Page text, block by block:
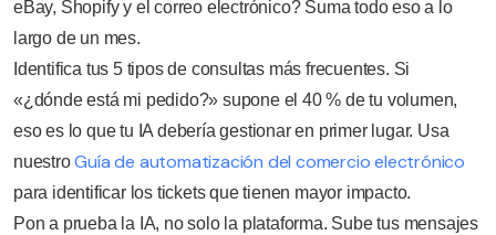
eBay, Shopify y el correo electrónico? Suma todo eso a lo
largo de un mes.
Identifica tus 5 tipos de consultas más frecuentes. Si
«¿dónde está mi pedido?» supone el 40 % de tu volumen,
eso es lo que tu IA debería gestionar en primer lugar. Usa
nuestroGuía de automatización del comercio electrónico
para identificar los tickets que tienen mayor impacto.
Pon a prueba la IA, no solo la plataforma. Sube tus mensajes